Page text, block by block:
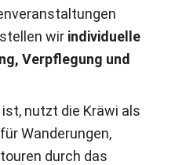
wir individuelle
Verpflegung und
nutzt die Kräwi als
Wanderungen,
durch das